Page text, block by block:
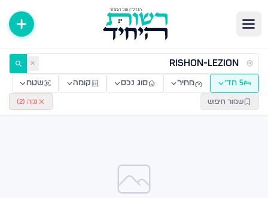
דירות למכירה ולהשכרה — רשות היחיד ✕
5 חד׳ מחיר סוג נכס קומה שטח
שמור חיפוש נקה (2
)